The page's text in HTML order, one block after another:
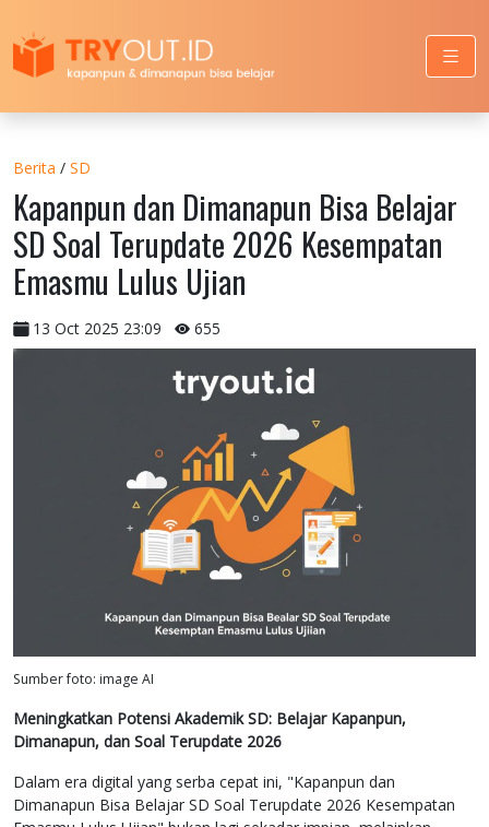
Berita / SD
Kapanpun dan Dimanapun Bisa Belajar
SD Soal Terupdate 2026 Kesempatan
Emasmu Lulus Ujian
13 Oct 2025 23:09 655
Sumber foto: image AI
Meningkatkan Potensi Akademik SD: Belajar Kapanpun,
Dimanapun, dan Soal Terupdate 2026
Dalam era digital yang serba cepat ini, "Kapanpun dan
Dimanapun Bisa Belajar SD Soal Terupdate 2026 Kesempatan